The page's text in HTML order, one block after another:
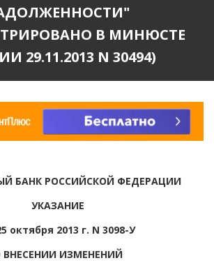
В МИНЮСТЕ
29.11.2013 N 30494)
БАНК РОССИЙСКОЙ ФЕДЕРАЦИИ
УКАЗАНИЕ
октября 2013 г. N 3098-У
ВНЕСЕНИИ ИЗМЕНЕНИЙ